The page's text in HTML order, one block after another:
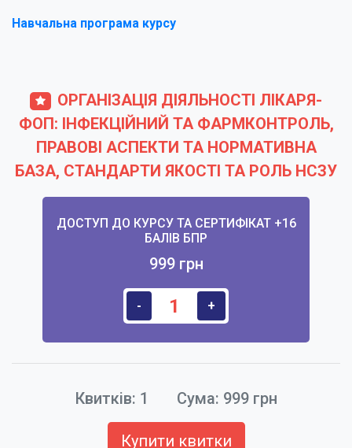
Навчальна програма курсу
ОРГАНІЗАЦІЯ ДІЯЛЬНОСТІ ЛІКАРЯ-
ФОП: ІНФЕКЦІЙНИЙ ТА ФАРМКОНТРОЛЬ,
ПРАВОВІ АСПЕКТИ ТА НОРМАТИВНА
БАЗА, СТАНДАРТИ ЯКОСТІ ТА РОЛЬ НСЗУ
ДОСТУП ДО КУРСУ ТА СЕРТИФІКАТ +16
БАЛІВ БПР
999 грн
- +
Квитків: 1 Сума: 999грн
Купити квитки